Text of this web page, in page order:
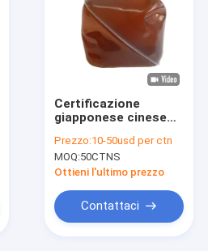
Certificazione
giapponese cinese
dell'all'aceto dei
sushi
Prezzo:10-50usd per ctn
MOQ:50CTNS
Ottieni l'ultimo prezzo
Contattaci